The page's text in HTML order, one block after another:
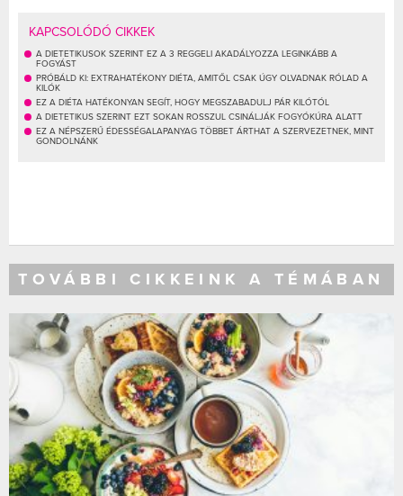
KAPCSOLÓDÓ CIKKEK
A DIETETIKUSOK SZERINT EZ A 3 REGGELI AKADÁLYOZZA LEGINKÁBB A
FOGYÁST
PRÓBÁLD KI: EXTRAHATÉKONY DIÉTA, AMITŐL CSAK ÚGY OLVADNAK RÓLAD A
KILÓK
EZ A DIÉTA HATÉKONYAN SEGÍT, HOGY MEGSZABADULJ PÁR KILÓTÓL
A DIETETIKUS SZERINT EZT SOKAN ROSSZUL CSINÁLJÁK FOGYÓKÚRA ALATT
EZ A NÉPSZERŰ ÉDESSÉGALAPANYAG TÖBBET ÁRTHAT A SZERVEZETNEK, MINT
GONDOLNÁNK
TOVÁBBI CIKKEINK A TÉMÁBAN